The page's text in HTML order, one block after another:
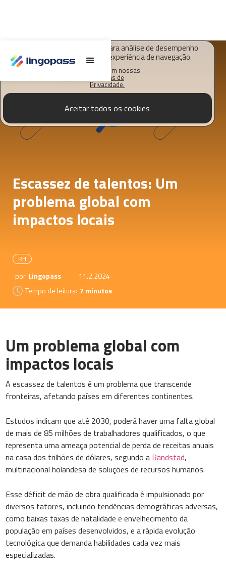
O Lingopass utiliza cookies para análise de desempenho
deste site e melhorar sua experiência de navegação.
Saiba mais em nossas
Políticas de
Privacidade.
Aceitar todos os cookies
Escassez de talentos: Um
problema global com
impactos locais
RH
por Lingopass
11.2.2024
Tempo de leitura: 7 minutos
Um problema global com
impactos locais
A escassez de talentos é um problema que transcende
fronteiras, afetando países em diferentes continentes.
Estudos indicam que até 2030, poderá haver uma falta global
de mais de 85 milhões de trabalhadores qualificados, o que
representa uma ameaça potencial de perda de receitas anuais
na casa dos trilhões de dólares, segundo a Randstad,
multinacional holandesa de soluções de recursos humanos.
Esse déficit de mão de obra qualificada é impulsionado por
diversos fatores, incluindo tendências demográficas adversas,
como baixas taxas de natalidade e envelhecimento da
população em países desenvolvidos, e a rápida evolução
tecnológica que demanda habilidades cada vez mais
especializadas.